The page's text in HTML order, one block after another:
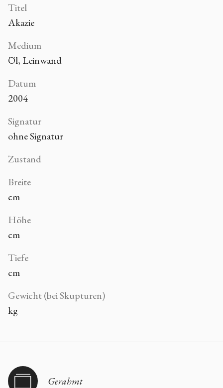
Titel
Akazie
Medium
Öl, Leinwand
Datum
2004
Signatur
ohne Signatur
Zustand
Breite
cm
Höhe
cm
Tiefe
cm
Gewicht (bei Skupturen)
kg
Gerahmt